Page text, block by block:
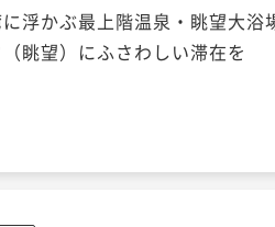
浮かぶ最上階温泉・眺望大浴
眺望）にふさわしい滞在を